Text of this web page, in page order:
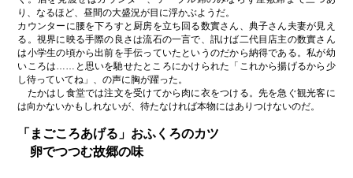
り、なるほど、昼間の大盛況が目に浮かぶようだ。
カウンターに腰を下ろすと厨房を立ち回る数實さん、典子さん夫妻が見え
る。視界に映る手際の良さは流石の一言で、訊けば二代目店主の数實さん
は小学生の頃から出前を手伝っていたというのだから納得である。私が幼
いころは……と思いを馳せたところにかけられた「これから揚げるから少
し待っていてね」、の声に胸が躍った。
たかはし食堂では注文を受けてから肉に衣をつける。先を急ぐ観光客に
は向かないかもしれないが、待たなければ本物にはありつけないのだ。
「まごころあげる」おふくろのカツ
卵でつつむ故郷の味